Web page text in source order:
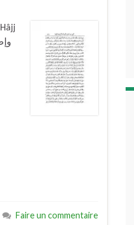
Faire un commentaire